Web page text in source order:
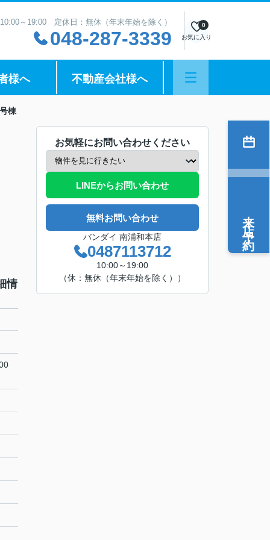
～19:00 定休日：無休（年末年始を除く）
048-287-3339 お気に入り
0
様へ 不動産会社様へ
棟
情
お気軽にお問い合わせください
LINEからお問い合わせ
無料お問い合わせ
バンダイ 南浦和本店
0487113712
10:00～19:00
（休：無休（年末年始を除く））
来店予約